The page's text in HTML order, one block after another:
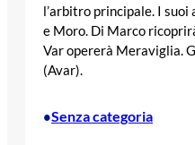
l’arbitro principale. I
e Moro. Di Marco
Var opererà Meraviglia.
(Avar).
•Senza categoria